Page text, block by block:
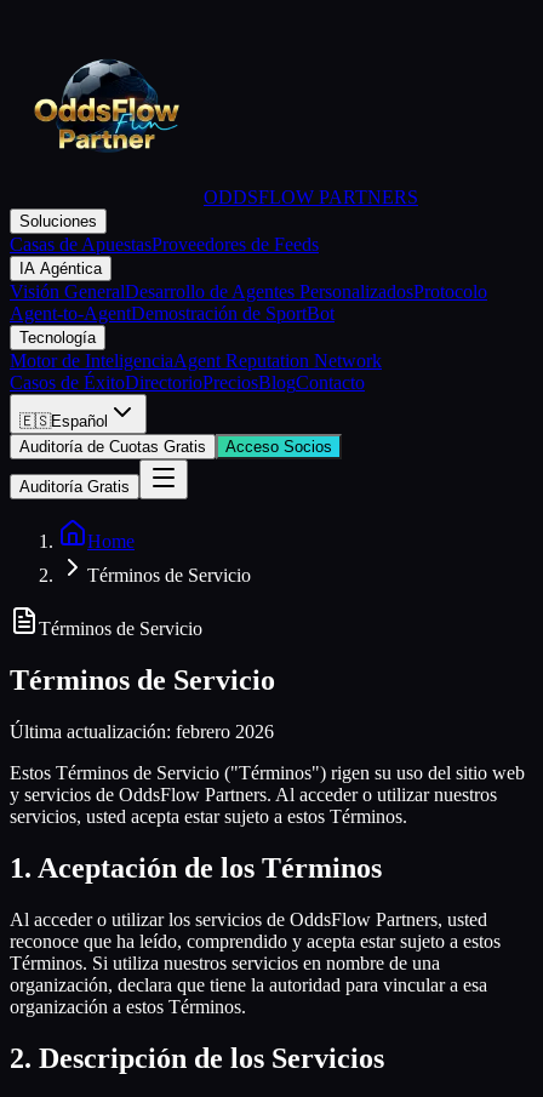
ODDSFLOW PARTNERS
Soluciones
Casas de ApuestasProveedores de Feeds
IA Agéntica
Visión GeneralDesarrollo de Agentes PersonalizadosProtocolo
Agent-to-AgentDemostración de SportBot
Tecnología
Motor de InteligenciaAgent Reputation Network
Casos de ÉxitoDirectorioPreciosBlogContacto
🇪🇸Español
Auditoría de Cuotas Gratis
Acceso Socios
Auditoría Gratis
Home
Términos de Servicio
Términos de Servicio
Términos de Servicio
Última actualización: febrero 2026
Estos Términos de Servicio ("Términos") rigen su uso del sitio web
y servicios de OddsFlow Partners. Al acceder o utilizar nuestros
servicios, usted acepta estar sujeto a estos Términos.
1. Aceptación de los Términos
Al acceder o utilizar los servicios de OddsFlow Partners, usted
reconoce que ha leído, comprendido y acepta estar sujeto a estos
Términos. Si utiliza nuestros servicios en nombre de una
organización, declara que tiene la autoridad para vincular a esa
organización a estos Términos.
2. Descripción de los Servicios